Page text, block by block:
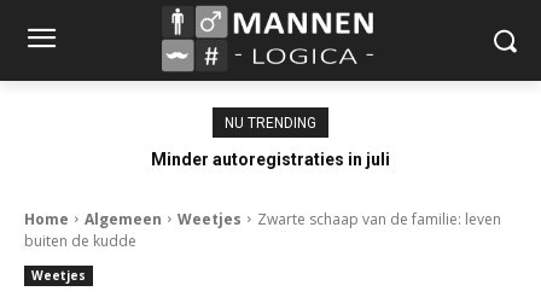
NU TRENDING
Minder autoregistraties in juli
Home Algemeen Weetjes
Zwarte schaap van de familie: leven
buiten de kudde
Weetjes